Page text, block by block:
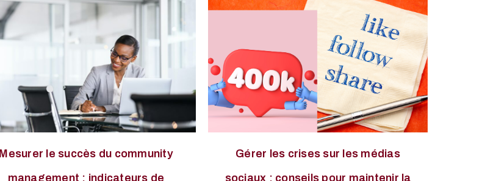
Mesurer le succès du community
management : indicateurs de
Gérer les crises sur les médias
sociaux : conseils pour maintenir la